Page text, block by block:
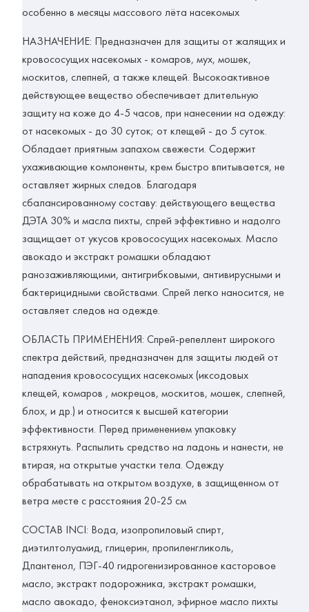
особенно в месяцы массового лёта насекомых
НАЗНАЧЕНИЕ: Предназначен для защиты от жалящих и
кровососущих насекомых - комаров, мух, мошек,
москитов, слепней, а также клещей. Высокоактивное
действующее вещество обеспечивает длительную
защиту на коже до 4-5 часов, при нанесении на одежду:
от насекомых - до 30 суток; от клещей - до 5 суток.
Обладает приятным запахом свежести. Содержит
ухаживающие компоненты, крем быстро впитывается, не
оставляет жирных следов. Благодаря
сбалансированному составу: действующего вещества
ДЭТА 30% и масла пихты, спрей эффективно и надолго
защищает от укусов кровососущих насекомых. Масло
авокадо и экстракт ромашки обладают
ранозаживляющими, антигрибковыми, антивирусными и
бактерицидными свойствами. Спрей легко наносится, не
оставляет следов на одежде.
ОБЛАСТЬ ПРИМЕНЕНИЯ: Спрей-репеллент широкого
спектра действий, предназначен для защиты людей от
нападения кровососущих насекомых (иксодовых
клещей, комаров , мокрецов, москитов, мошек, слепней,
блох, и др.) и относится к высшей категории
эффективности. Перед применением упаковку
встряхнуть. Распылить средство на ладонь и нанести, не
втирая, на открытые участки тела. Одежду
обрабатывать на открытом воздухе, в защищенном от
ветра месте с расстояния 20-25 см
СОСТАВ INCI: Вода, изопропиловый спирт,
диэтилтолуамид, глицерин, пропиленгликоль,
Дпантенол, ПЭГ-40 гидрогенизированное касторовое
масло, экстракт подорожника, экстракт ромашки,
масло авокадо, феноксиэтанол, эфирное масло пихты